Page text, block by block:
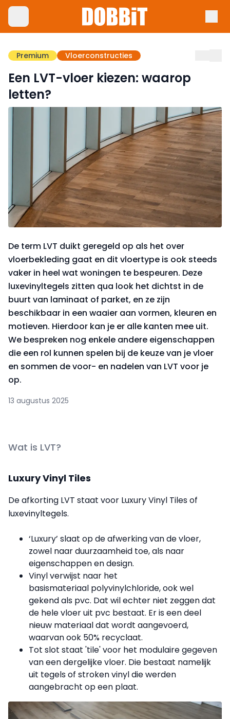
Premium Vloerconstructies
Een LVT-vloer kiezen: waarop
letten?
De term LVT duikt geregeld op als het over
vloerbekleding gaat en dit vloertype is ook steeds
vaker in heel wat woningen te bespeuren. Deze
luxevinyltegels zitten qua look het dichtst in de
buurt van laminaat of parket, en ze zijn
beschikbaar in een waaier aan vormen, kleuren en
motieven. Hierdoor kan je er alle kanten mee uit.
We bespreken nog enkele andere eigenschappen
die een rol kunnen spelen bij de keuze van je vloer
en sommen de voor- en nadelen van LVT voor je
op.
13 augustus 2025
Wat is LVT?
Luxury Vinyl Tiles
De afkorting LVT staat voor Luxury Vinyl Tiles of
luxevinyltegels.
‘Luxury’ slaat op de afwerking van de vloer,
zowel naar duurzaamheid toe, als naar
eigenschappen en design.
Vinyl verwijst naar het
basismateriaal polyvinylchloride, ook wel
gekend als pvc. Dat wil echter niet zeggen dat
de hele vloer uit pvc bestaat. Er is een deel
nieuw materiaal dat wordt aangevoerd,
waarvan ook 50% recyclaat.
Tot slot staat 'tile' voor het modulaire gegeven
van een dergelijke vloer. Die bestaat namelijk
uit tegels of stroken vinyl die werden
aangebracht op een plaat.